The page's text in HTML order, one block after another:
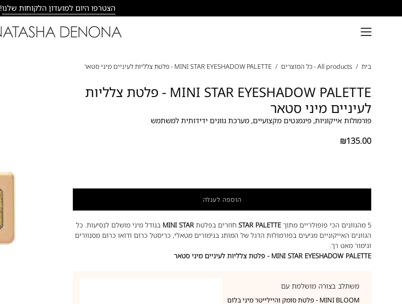
הצטרפו היום למועדון הלקוחות שלנו!
פתיחת
ניווט
פתח
תמונה
מוגדלת
בית / All products - כל המוצרים / MINI STAR EYESHADOW PALETTE - פלטת צלליות לעיניים מיני סטאר
MINI STAR EYESHADOW PALETTE - פלטת צלליות
לעיניים מיני סטאר
פורמולות אייקוניות, פיגמנטים מקצועיים, מערכת גוונים ידידותית למשתמש
₪135.00
הוספה לעגלה
5 מהגוונים הכי פופולריים מתוך STAR PALETTE חוזרים בפלטת MINI STAR בגודל מיני מושלם לנסיעות. כל
הגוונים האייקוניים מגיעים בפורמולות הדגל של המותג בגימורים מטאלי, כריסטל כרום ודואו כרום מסנוורים
וגימור מאט רך.
MINI STAR EYESHADOW PALETTE - פלטת צלליות לעיניים מיני סטאר
משתלב בצורה מושלמת עם
MINI BLOOM - פלטת סומק והיילייטר מיני בלום